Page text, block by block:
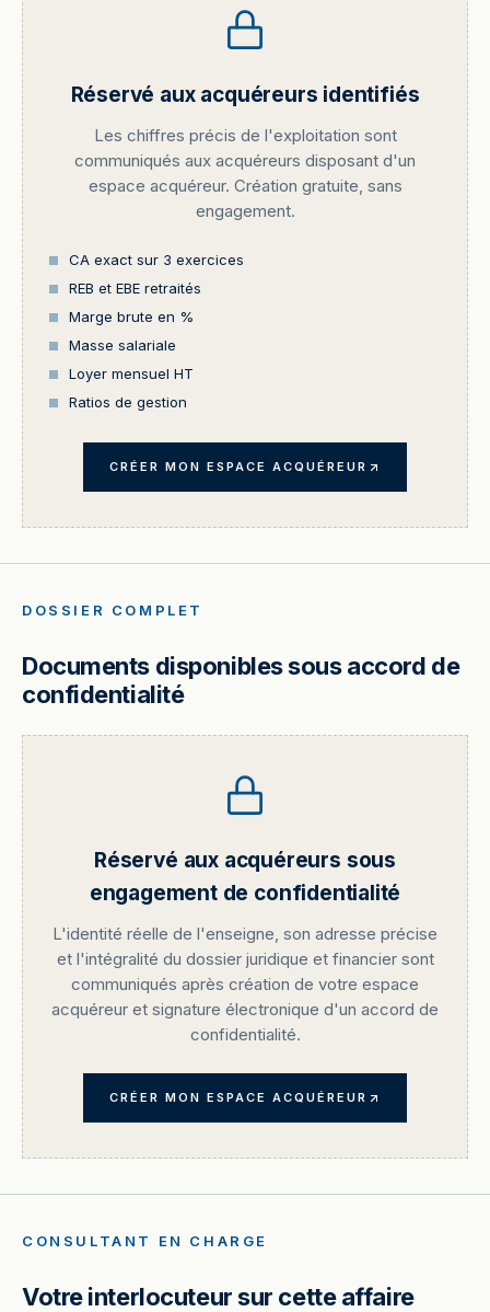
Réservé aux acquéreurs identifiés
Les chiffres précis de l'exploitation sont
communiqués aux acquéreurs disposant d'un
espace acquéreur. Création gratuite, sans
engagement.
CA exact sur 3 exercices
REB et EBE retraités
Marge brute en %
Masse salariale
Loyer mensuel HT
Ratios de gestion
CRÉER MON ESPACE ACQUÉREUR
DOSSIER COMPLET
Documents disponibles sous accord de
confidentialité
Réservé aux acquéreurs sous
engagement de confidentialité
L'identité réelle de l'enseigne, son adresse précise
et l'intégralité du dossier juridique et financier sont
communiqués après création de votre espace
acquéreur et signature électronique d'un accord de
confidentialité.
CRÉER MON ESPACE ACQUÉREUR
CONSULTANT EN CHARGE
Votre interlocuteur sur cette affaire